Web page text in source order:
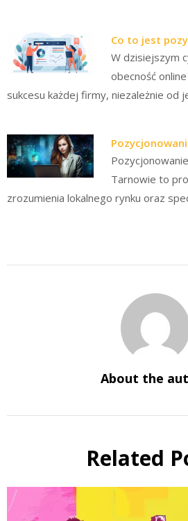
Co to jest
W dzisiejszym
obecność
sukcesu każdej firmy, niezależnie od
Tarnowie to
zrozumienia lokalnego rynku oraz
About the
Related